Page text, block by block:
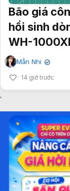
Bão giá
hồi sinh
WH-
Mẫn Nhi ✔
14 giờ trước